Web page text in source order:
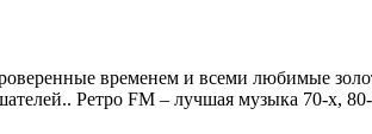
временем и всеми любимые
Ретро FM – лучшая музыка 70-х,